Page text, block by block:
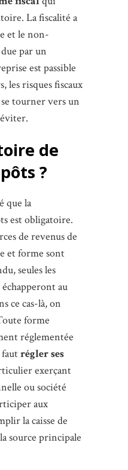
La fiscalité a
et le non-
par un
est passible
les risques fiscaux
tourner vers un
de
?
que la
est obligatoire.
de revenus de
et forme sont
seules les
au
ce cas-là, on
forme
réglementée
régler ses
exerçant
ou société
aux
la caisse de
source principale